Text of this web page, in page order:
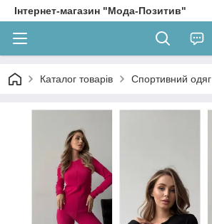
Інтернет-магазин "Мода-Позитив"
Каталог товарів Спортивний одяг